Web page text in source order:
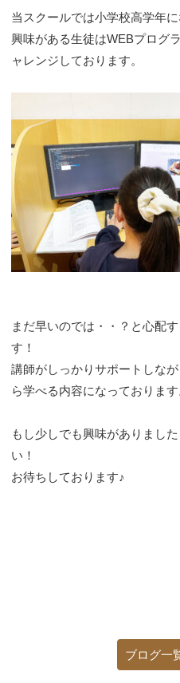
当スクールでは小学校高学年
興味がある生徒はWEBプログ
ャレンジしております。
まだ早いのでは・・？と心配
す！
講師がしっかりサポートしな
ら学べる内容になっております
もし少しでも興味がありまし
い！
お待ちしております♪
ブログ一